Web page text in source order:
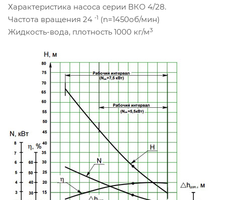
Характеристика насоса серии ВКО 4/28.
Частота вращения 24 -1 (n=1450об/мин)
Жидкость-вода, плотность 1000 кг/м3